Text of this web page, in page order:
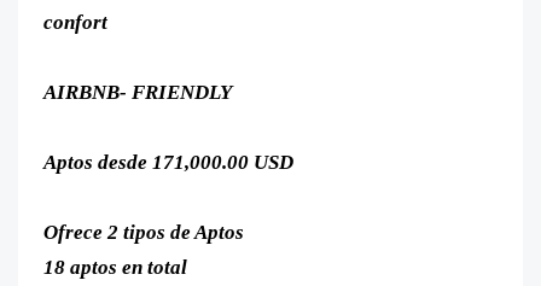
confort
AIRBNB- FRIENDLY
Aptos desde 171,000.00 USD
Ofrece 2 tipos de Aptos
18 aptos en total